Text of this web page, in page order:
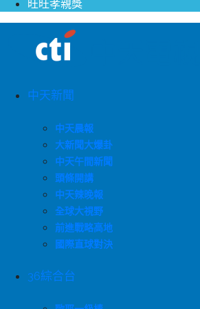
旺旺孝親獎
中天新聞
中天晨報
大新聞大爆卦
中天午間新聞
頭條開講
中天辣晚報
全球大視野
前進戰略高地
國際直球對決
36綜合台